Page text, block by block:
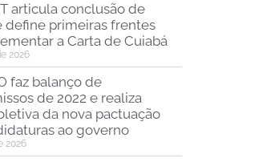
articula conclusão de
define primeiras frentes
a Carta de Cuiabá
2026
faz balanço de
de 2022 e realiza
da nova pactuação
ao governo
2026